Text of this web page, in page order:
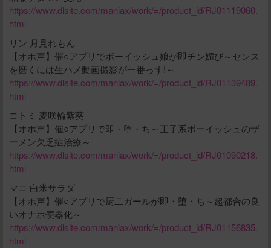
https://www.dlsite.com/maniax/work/=/product_id/RJ01119060.
html
リン 月見れもん
【オホ声】催○アプリでボーイッシュ娘が即チン媚び～センス
を磨くには生ハメ動画撮影が一番っす!～
https://www.dlsite.com/maniax/work/=/product_id/RJ01139489.
html
コトミ 麦咲輪紫葵
【オホ声】催○アプリで即・堕・ち～王子系ボーイッシュのザ
ーメン欠乏症治療～
https://www.dlsite.com/maniax/work/=/product_id/RJ01090218.
html
マコ 白米サラダ
【オホ声】催○アプリで厨二ガールが即・堕・ち～超都合の良
いオナホ便器化～
https://www.dlsite.com/maniax/work/=/product_id/RJ01156835.
html